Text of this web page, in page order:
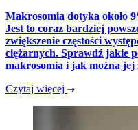
Makrosomia dotyka około
Jest to coraz bardziej
zwiększenie częstości
ciężarnych. Sprawdź jakie
makrosomia i jak można jej
Czytaj więcej